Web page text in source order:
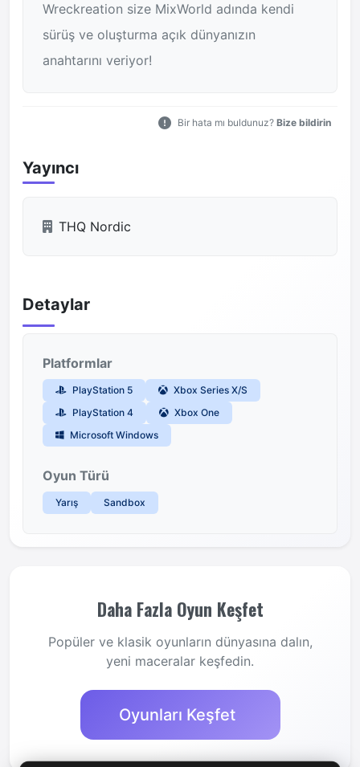
Wreckreation size MixWorld adında kendi
sürüş ve oluşturma açık dünyanızın
anahtarını veriyor!
Bir hata mı buldunuz? Bize bildirin
Yayıncı
THQ Nordic
Detaylar
Platformlar
PlayStation 5
Xbox Series X/S
PlayStation 4
Xbox One
Microsoft Windows
Oyun Türü
Yarış Sandbox
Daha Fazla Oyun Keşfet
Popüler ve klasik oyunların dünyasına dalın,
yeni maceralar keşfedin.
Oyunları Keşfet